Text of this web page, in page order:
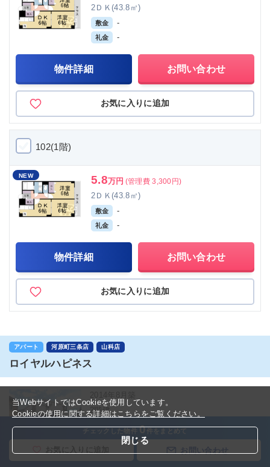
チェックした物件 0件をまとめて
2ＤＫ(43.8㎡)
敷金 -
礼金 -
物件詳細 お問い合わせ
お気に入りに追加
102(1階)
NEW 5.8万円 (管理費 3,300円)
2ＤＫ(43.8㎡)
敷金 -
礼金 -
物件詳細 お問い合わせ
お気に入りに追加
アパート 河原町三条店 山科店
ロイヤルハピネス
2階建
京都市山科区西野大鳥井町
木造２×４
当WebサイトではCookieを使用しています。
Cookieの使用に関する詳細はこちらをご覧ください。
閉じる